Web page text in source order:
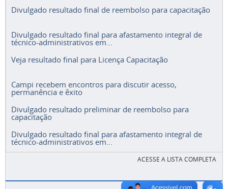
Divulgado resultado final de reembolso para capacitação
Divulgado resultado final para afastamento integral de
técnico-administrativos em...
Veja resultado final para Licença Capacitação
Campi recebem encontros para discutir acesso,
permanência e êxito
Divulgado resultado preliminar de reembolso para
capacitação
Divulgado resultado final para afastamento integral de
técnico-administrativos em...
ACESSE A LISTA COMPLETA